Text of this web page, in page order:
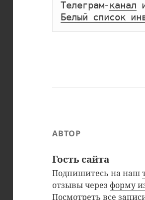
Телеграм- канал
Белый список
АВТОР
Гость сайта
Подпишитесь на наш
отзывы через форму
Посмотреть все